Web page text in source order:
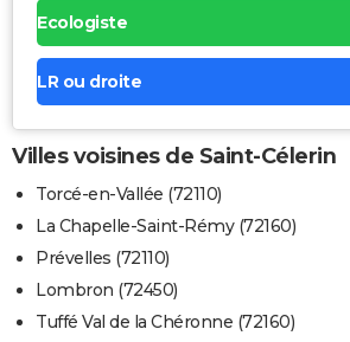
Ecologiste
LR ou droite
Villes voisines de Saint-Célerin
Torcé-en-Vallée (72110)
La Chapelle-Saint-Rémy (72160)
Prévelles (72110)
Lombron (72450)
Tuffé Val de la Chéronne (72160)